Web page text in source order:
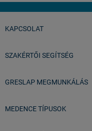
KAPCSOLAT
SZAKÉRTŐI SEGÍTSÉG
GRESLAP MEGMUNKÁLÁS
MEDENCE TÍPUSOK